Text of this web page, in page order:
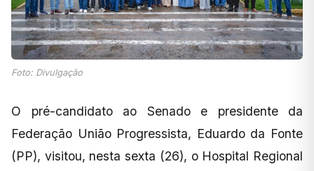
Foto: Divulgação
O pré-candidato ao Senado e presidente da
Federação União Progressista, Eduardo da Fonte
(PP), visitou, nesta sexta (26), o Hospital Regional